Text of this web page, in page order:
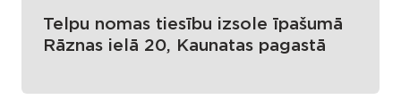
Telpu nomas tiesību izsole īpašumā
Rāznas ielā 20, Kaunatas pagastā